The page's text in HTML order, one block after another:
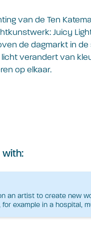
van de Ten
Juicy
de dagmarkt in
verandert van
op elkaar.
with:
an artist to create new
example in a hospital,